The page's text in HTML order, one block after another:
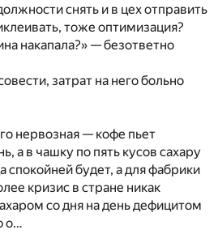
снять и в цех отправить
тоже оптимизация?
накапала?» — безответно
затрат на него больно
нервозная — кофе пьет
а в чашку по пять кусов сахару
спокойней будет, а для фабрики
кризис в стране никак
со дня на день дефицитом
о…